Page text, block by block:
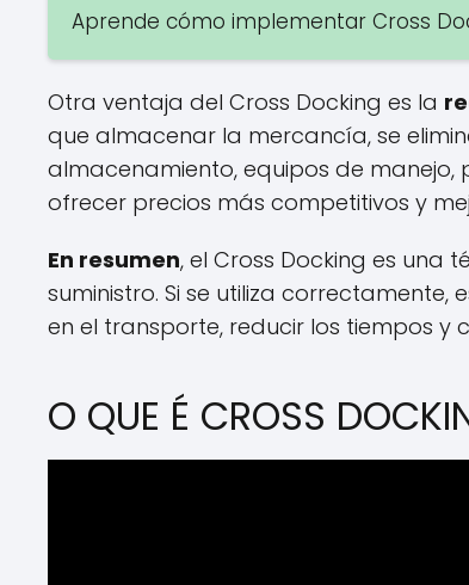
Aprende cómo implementar Cross
Otra ventaja del Cross Docking es la
que almacenar la mercancía, se
almacenamiento, equipos de manejo,
ofrecer precios más competitivos y
En resumen, el Cross Docking es
suministro. Si se utiliza
en el transporte, reducir los tiempos y
O QUE É CROSS